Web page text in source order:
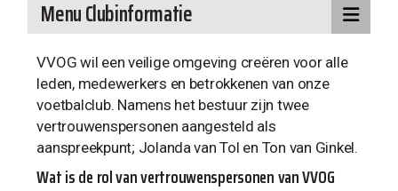
VVOG wil een veilige omgeving creëren voor alle
leden, medewerkers en betrokkenen van onze
voetbalclub. Namens het bestuur zijn twee
vertrouwenspersonen aangesteld als
aanspreekpunt; Jolanda van Tol en Ton van Ginkel.
Wat is de rol van vertrouwenspersonen van VVOG
Menu Clubinformatie